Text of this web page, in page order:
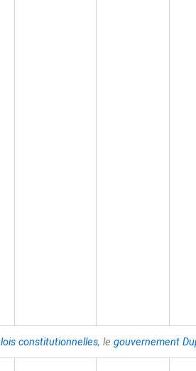
lois constitutionnelles, le gouvernement